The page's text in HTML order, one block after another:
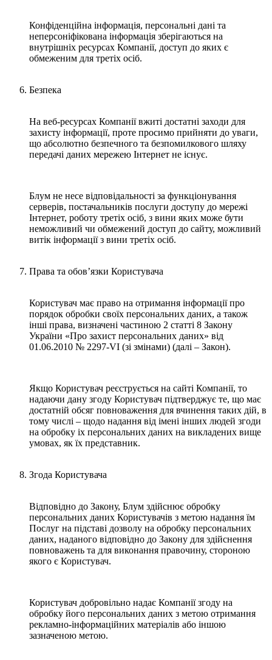
Конфіденційна інформація, персональні дані та
неперсоніфікована інформація зберігаються на
внутрішніх ресурсах Компанії, доступ до яких є
обмеженим для третіх осіб.
Безпека
На веб-ресурсах Компанії вжиті достатні заходи для
захисту інформації, проте просимо прийняти до уваги,
що абсолютно безпечного та безпомилкового шляху
передачі даних мережею Інтернет не існує.
Блум не несе відповідальності за функціонування
серверів, постачальників послуги доступу до мережі
Інтернет, роботу третіх осіб, з вини яких може бути
неможливий чи обмежений доступ до сайту, можливий
витік інформації з вини третіх осіб.
Права та обов’язки Користувача
Користувач має право на отримання інформації про
порядок обробки своїх персональних даних, а також
інші права, визначені частиною 2 статті 8 Закону
України «Про захист персональних даних» від
01.06.2010 № 2297-VI (зі змінами) (далі – Закон).
Якщо Користувач реєструється на сайті Компанії, то
надаючи дану згоду Користувач підтверджує те, що має
достатній обсяг повноваження для вчинення таких дій, в
тому числі – щодо надання від імені інших людей згоди
на обробку іх персональних даних на викладених вище
умовах, як їх представник.
Згода Користувача
Відповідно до Закону, Блум здійснює обробку
персональних даних Користувачів з метою надання їм
Послуг на підставі дозволу на обробку персональних
даних, наданого відповідно до Закону для здійснення
повноважень та для виконання правочину, стороною
якого є Користувач.
Користувач добровільно надає Компанії згоду на
обробку його персональних даних з метою отримання
рекламно-інформаційних матеріалів або іншою
зазначеною метою.